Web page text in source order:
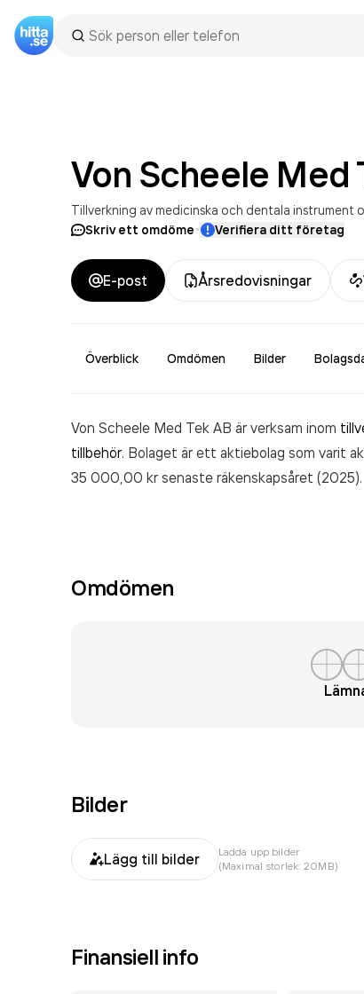
Von Scheele Med
Tillverkning av medicinska och dentala instrument
Skriv ett omdöme· Verifiera ditt företag
E-post Årsredovisningar
Överblick Omdömen Bilder
Von Scheele Med Tek AB är verksam inom
tillbehör. Bolaget är ett aktiebolag som varit
35 000,00 krsenaste räkenskapsåret (2025).
Omdömen
Bilder
Lägg till bilder
Ladda upp bilder
(Maximal storlek: 20MB)
Finansiell info